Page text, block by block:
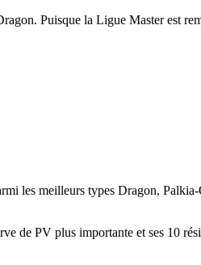
Puisque la Ligue Master est
les meilleurs types Dragon,
de PV plus importante et ses 10